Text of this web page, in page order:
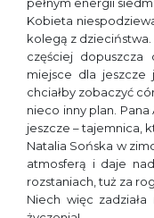
pełnym energii
Kobieta
kolegą z dzieciństwa.
częściej
miejsce dla jeszcze
chciałby zobaczyć
nieco inny plan.
jeszcze – tajemnica,
Natalia Sońska w
atmosferą i daje
rozstaniach, tuż za
Niech więc